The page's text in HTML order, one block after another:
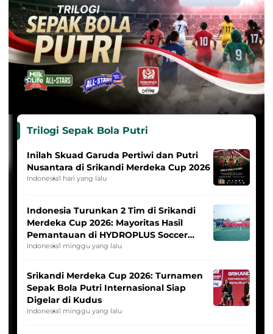
Trilogi Sepak Bola Putri
Inilah Skuad Garuda Pertiwi dan Putri
Nusantara di Srikandi Merdeka Cup 2026
Indonesia1 hari yang lalu
Indonesia Turunkan 2 Tim di Srikandi
Merdeka Cup 2026: Mayoritas Hasil
Pemantauan di HYDROPLUS Soccer
League
Indonesia1 minggu yang lalu
Srikandi Merdeka Cup 2026: Turnamen
Sepak Bola Putri Internasional Siap
Digelar di Kudus
Indonesia1 minggu yang lalu